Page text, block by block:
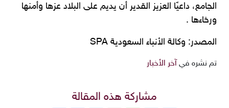
الجامع، داعيًا العزيز القدير أن يديم على البلاد عزها وأمنها
ورخاءها .
المصدر: وكالة الأنباء السعودية SPA
تم نشره في آخر الأخبار
مشاركة هذه المقالة